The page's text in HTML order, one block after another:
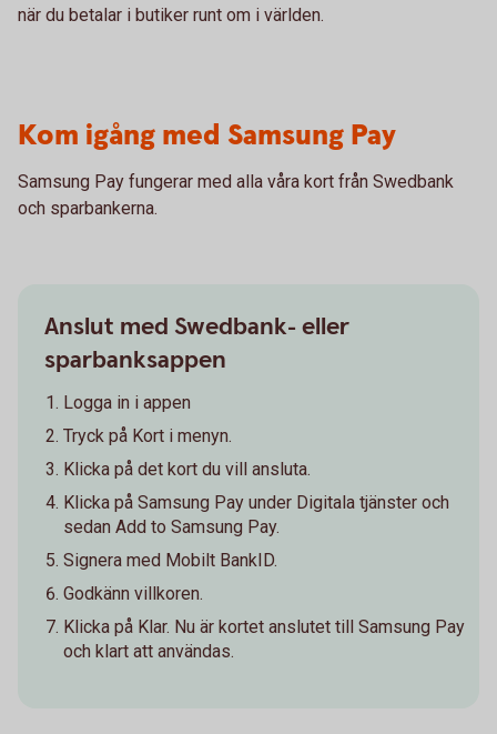
när du betalar i butiker runt om i världen.
Kom igång med Samsung Pay
Samsung Pay fungerar med alla våra kort från Swedbank
och sparbankerna.
Anslut med Swedbank- eller
sparbanksappen
Logga in i appen
Tryck på Kort i menyn.
Klicka på det kort du vill ansluta.
Klicka på Samsung Pay under Digitala tjänster och
sedan Add to Samsung Pay.
Signera med Mobilt BankID.
Godkänn villkoren.
Klicka på Klar. Nu är kortet anslutet till Samsung Pay
och klart att användas.